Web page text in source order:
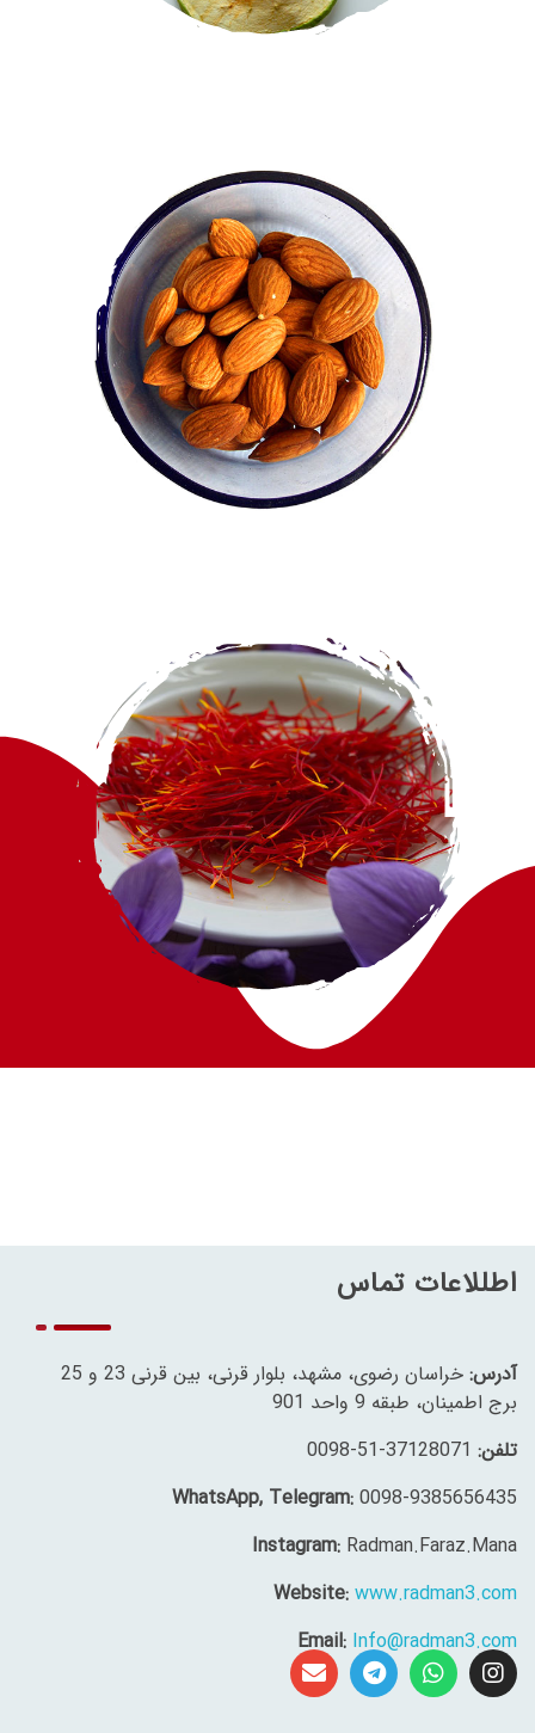
اطللاعات تماس
آدرس:
خراسان رضوی، مشهد، بلوار قرنی، بین قرنی 23 و 25
برج اطمینان، طبقه 9 واحد 901
تلفن: 37128071-51-0098
WhatsApp, Telegram: 0098-9385656435
Instagram: Radman.Faraz.Mana
Website: www.radman3.com
Email: Info@radman3.com